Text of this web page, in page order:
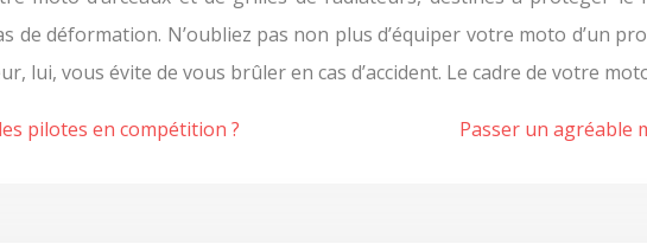
de déformation. N’oubliez pas non plus d’équiper votre moto d’un
lui, vous évite de vous brûler en cas d’accident. Le cadre de votre
pilotes en compétition ? Passer un agréable